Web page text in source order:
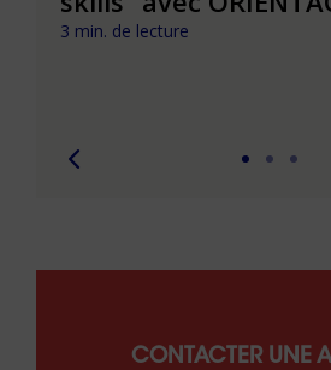
3 min. de lecture
CONTACTER UNE